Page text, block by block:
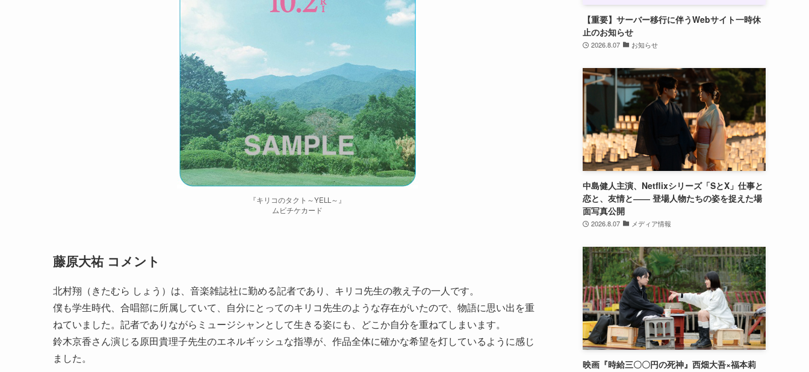
『キリコのタクト～YELL～』
ムビチケカード
藤原大祐 コメント
北村翔（きたむら しょう）は、音楽雑誌社に勤める記者であり、キリコ先生の教え子の一人です。
僕も学生時代、合唱部に所属していて、自分にとってのキリコ先生のような存在がいたので、物語に思い出を重
ねていました。記者でありながらミュージシャンとして生きる姿にも、どこか自分を重ねてしまいます。
鈴木京香さん演じる原田貴理子先生のエネルギッシュな指導が、作品全体に確かな希望を灯しているように感じ
ました。
【重要】サーバー移行に伴うWebサイト一時休
止のお知らせ
2026.8.07 お知らせ
中島健人主演、Netflixシリーズ「SとX」仕事と
恋と、友情と―― 登場人物たちの姿を捉えた場
面写真公開
2026.8.07 メディア情報
映画『時給三〇〇円の死神』西畑大吾×福本莉